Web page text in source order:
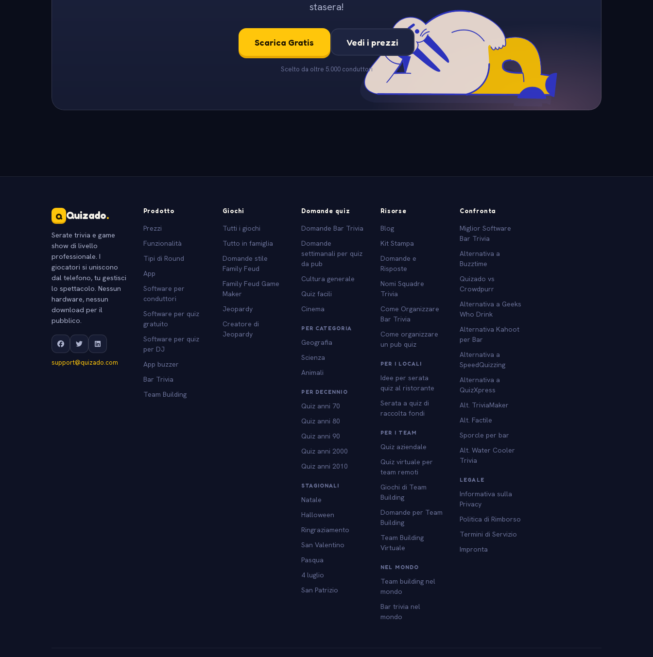
stasera!
Scarica Gratis Vedi i prezzi
Scelto da oltre 5.000 conduttori
Q Quizado.
Serate trivia e game
show di livello
professionale. I
giocatori si uniscono
dal telefono, tu gestisci
lo spettacolo. Nessun
hardware, nessun
download per il
pubblico.
support@quizado.com
Prodotto
Prezzi
Funzionalità
Tipi di Round
App
Software per
conduttori
Software per quiz
gratuito
Software per quiz
per DJ
App buzzer
Bar Trivia
Team Building
Giochi
Tutti i giochi
Tutto in famiglia
Domande stile
Family Feud
Family Feud Game
Maker
Jeopardy
Creatore di
Jeopardy
Domande quiz
Domande Bar Trivia
Domande
settimanali per quiz
da pub
Cultura generale
Quiz facili
Cinema
PER CATEGORIA
Geografia
Scienza
Animali
PER DECENNIO
Quiz anni 70
Quiz anni 80
Quiz anni 90
Quiz anni 2000
Quiz anni 2010
STAGIONALI
Natale
Halloween
Ringraziamento
San Valentino
Pasqua
4 luglio
San Patrizio
Risorse
Blog
Kit Stampa
Domande e
Risposte
Nomi Squadre
Trivia
Come Organizzare
Bar Trivia
Come organizzare
un pub quiz
PER I LOCALI
Idee per serata
quiz al ristorante
Serata a quiz di
raccolta fondi
PER I TEAM
Quiz aziendale
Quiz virtuale per
team remoti
Giochi di Team
Building
Domande per Team
Building
Team Building
Virtuale
NEL MONDO
Team building nel
mondo
Bar trivia nel
mondo
Confronta
Miglior Software
Bar Trivia
Alternativa a
Buzztime
Quizado vs
Crowdpurr
Alternativa a Geeks
Who Drink
Alternativa Kahoot
per Bar
Alternativa a
SpeedQuizzing
Alternativa a
QuizXpress
Alt. TriviaMaker
Alt. Factile
Sporcle per bar
Alt. Water Cooler
Trivia
LEGALE
Informativa sulla
Privacy
Politica di Rimborso
Termini di Servizio
Impronta